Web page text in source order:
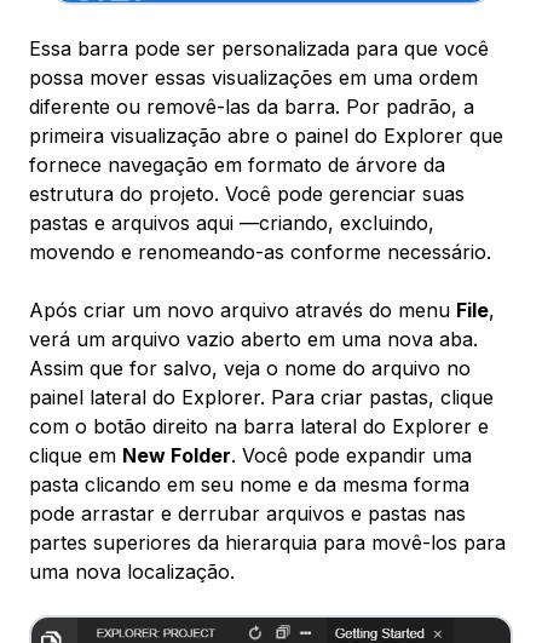
Essa barra pode ser personalizada para que você
possa mover essas visualizações em uma ordem
diferente ou removê-las da barra. Por padrão, a
primeira visualização abre o painel do Explorer que
fornece navegação em formato de árvore da
estrutura do projeto. Você pode gerenciar suas
pastas e arquivos aqui —criando, excluindo,
movendo e renomeando-as conforme necessário.
Após criar um novo arquivo através do menu File,
verá um arquivo vazio aberto em uma nova aba.
Assim que for salvo, veja o nome do arquivo no
painel lateral do Explorer. Para criar pastas, clique
com o botão direito na barra lateral do Explorer e
clique em New Folder. Você pode expandir uma
pasta clicando em seu nome e da mesma forma
pode arrastar e derrubar arquivos e pastas nas
partes superiores da hierarquia para movê-los para
uma nova localização.